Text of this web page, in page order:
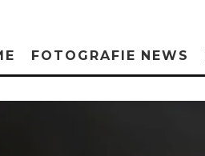
FOTOGRAFIE NEWS